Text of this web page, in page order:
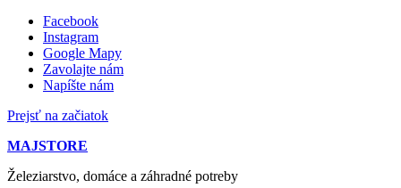
Facebook
Instagram
Google Mapy
Zavolajte nám
Napíšte nám
Prejsť na začiatok
MAJSTORE
Železiarstvo, domáce a záhradné potreby